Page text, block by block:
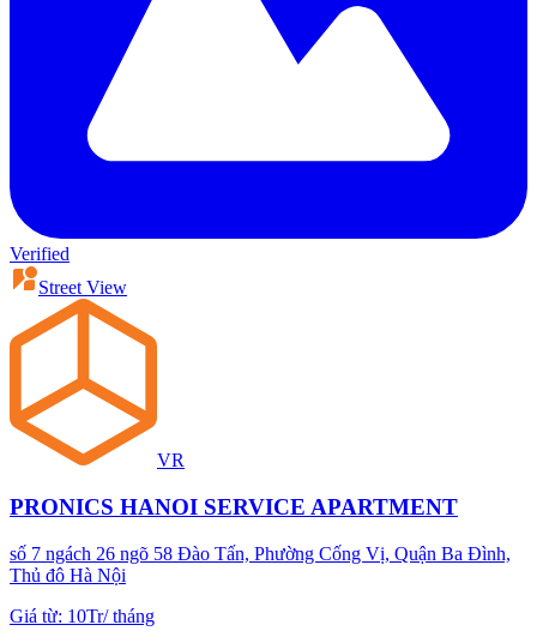
Verified
Street View
VR
PRONICS HANOI SERVICE APARTMENT
số 7 ngách 26 ngõ 58 Đào Tấn, Phường Cống Vị, Quận Ba Đình,
Thủ đô Hà Nội
Giá từ: 10Tr/tháng